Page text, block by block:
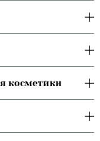
косметики